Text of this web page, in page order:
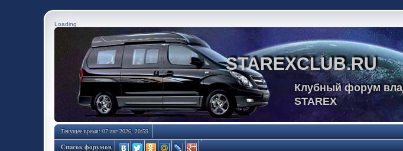
Loading
STAREXCLUB.RU
Клубный форум
STAREX
Текущее время: 07 авг 2026, 20:59
Список форумов